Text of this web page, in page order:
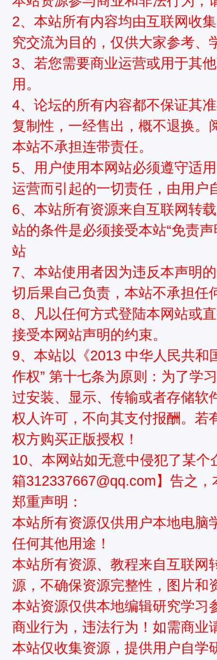
2、本站所有内容均由互联网收
究交流为目的，仅供大家参考、
3、若您需要商业运营或用于其
用。
4、论坛的所有内容都不保证其
复制性，一经售出，概不退换。
本站不承担连带责任。
5、用户使用本网站必须遵守适
运营而引起的一切责任，由用户
6、本站所有资源来自互联网转
站的条件是必须接受本站“免责
站
7、本站使用者因为违反本声明
切后果自己负责，本站不承担任
8、凡以任何方式登陆本网站或
接受本网站声明的约束。
9、本站以《2013 中华人民共和
作权” 第十七条为原则：为了学
过安装、显示、传输或者存储软
权人许可，不向其支付报酬。若
权方购买正版授权！
10、本网站如无意中侵犯了某
箱312337667@qq.com】告之
郑重声明：
本站所有资源仅供用户本地电脑
任何其他用途！
本站所有资源、教程来自互联网
源，不确保资源完整性，图片和
本站资源仅供本地编辑研究学习
商业行为，违法行为！如需商业
本站仅收集资源，提供用户自学